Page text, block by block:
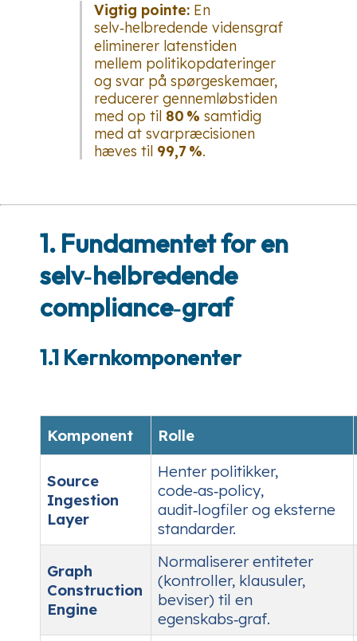
Vigtig pointe: En
selv‑helbredende vidensgraf
eliminerer latenstiden
mellem politikopdateringer
og svar på spørgeskemaer,
reducerer gennemløbstiden
med op til 80 % samtidig
med at svarpræcisionen
hæves til 99,7 %.
1. Fundamentet for en
selv‑helbredende
compliance‑graf
1.1 Kernkomponenter
Komponent Rolle
Source
Ingestion
Layer
Henter politikker,
code‑as‑policy,
audit‑logfiler og eksterne
standarder.
Graph
Construction
Engine
Normaliserer entiteter
(kontroller, klausuler,
beviser) til en
egenskabs‑graf.